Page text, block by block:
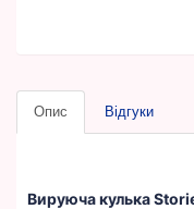
Опис Відгуки
Вируюча кулька